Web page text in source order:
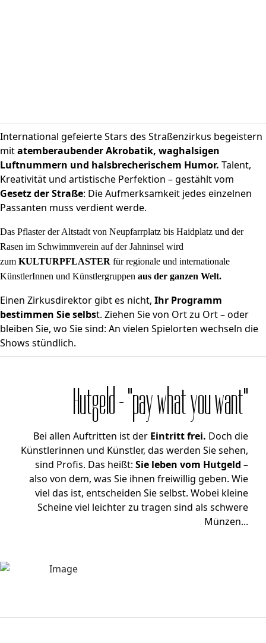
International gefeierte Stars des Straßenzirkus begeistern
mitatemberaubender Akrobatik, waghalsigen
Luftnummern und halsbrecherischem Humor. Talent,
Kreativität und artistische Perfektion – gestählt vom
Gesetz der Straße: Die Aufmerksamkeit jedes einzelnen
Passanten muss verdient werde.
Das Pflaster der Altstadt von Neupfarrplatz bis Haidplatz und der
Rasen im Schwimmverein auf der Jahninsel wird
zum KULTURPFLASTER für regionale und internationale
KünstlerInnen und Künstlergruppen aus der ganzen Welt.
Einen Zirkusdirektor gibt es nicht, Ihr Programm
bestimmen Sie selbst. Ziehen Sie von Ort zu Ort – oder
bleiben Sie, wo Sie sind: An vielen Spielorten wechseln die
Shows stündlich.
Hutgeld - "pay what you want"
Bei allen Auftritten ist der Eintritt frei. Doch die
Künstlerinnen und Künstler, das werden Sie sehen,
sind Profis. Das heißt: Sie leben vom Hutgeld –
also von dem, was Sie ihnen freiwillig geben. Wie
viel das ist, entscheiden Sie selbst. Wobei kleine
Scheine viel leichter zu tragen sind als schwere
Münzen...